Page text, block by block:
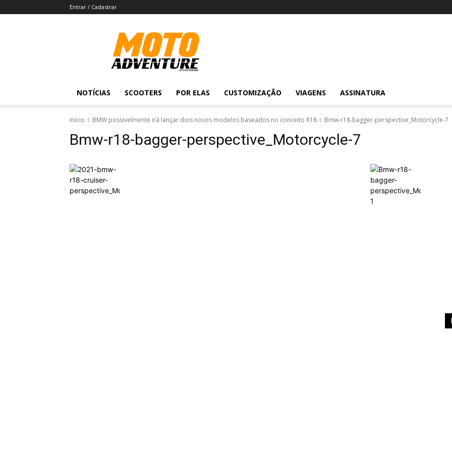
Entrar / Cadastrar
Revista
Moto
Adventure
NOTÍCIAS SCOOTERS POR ELAS CUSTOMIZAÇÃO VIAGENS ASSINATURA
Início BMW possivelmente irá lançar dois novos modelos baseados no conceito R18 Bmw-r18-bagger-perspective_Motorcycle-7
Bmw-r18-bagger-perspective_Motorcycle-7